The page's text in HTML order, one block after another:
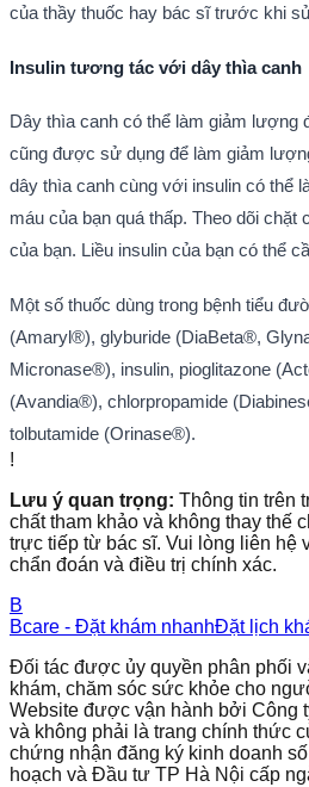
của thầy thuốc hay bác sĩ trước khi
Insulin tương tác với dây thìa canh
Dây thìa canh có thể làm giảm lượng
cũng được sử dụng để làm giảm
dây thìa canh cùng với insulin có thể
máu của bạn quá thấp. Theo dõi
của bạn. Liều insulin của bạn có thể
Một số thuốc dùng trong bệnh tiểu
(Amaryl®), glyburide (DiaBeta®,
Micronase®), insulin, pioglitazone
(Avandia®), chlorpropamide
tolbutamide (Orinase®).
!
Lưu ý quan trọng: Thông tin trên
chất tham khảo và không thay thế
trực tiếp từ bác sĩ. Vui lòng liên
chẩn đoán và điều trị chính xác.
B
Bcare - Đặt khám nhanhĐặt lịch
Đối tác được ủy quyền phân phối
khám, chăm sóc sức khỏe cho
Website được vận hành bởi Công
và không phải là trang chính thức
chứng nhận đăng ký kinh doanh
hoạch và Đầu tư TP Hà Nội cấp